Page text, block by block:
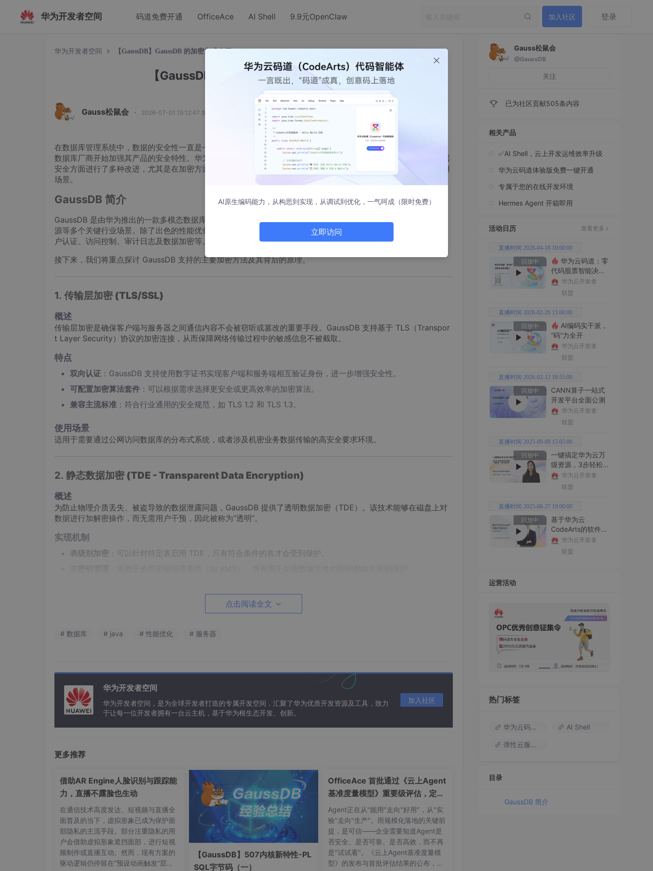
华为开发者空间 码道免费开通 OfficeAce AI Shell 9.9元OpenClaw 加入社区 登录
华为开发者空间 【GaussDB】GaussDB 的加密方式介绍
【GaussDB】GaussDB 的加密方式介绍
Gauss松鼠会 · 2026-07-01 15:12:47 发布
在数据库管理系统中，数据的安全性一直是一个重要的课题。随着数据泄露风险的增加和隐私保护法规的日益严格，
数据库厂商开始加强其产品的安全特性。华为推出的 GaussDB 数据库不仅提供了高性能的事务处理能力，还在数据
安全方面进行了多种改进，尤其是在加密方面的功能设计。本文将详细介绍 GaussDB 提供的各项加密方式及其应用
场景。
GaussDB 简介
GaussDB 是由华为推出的一款多模态数据库，支持关系型、列式存储以及内存计算等模式，并广泛应用于金融、能
源等多个关键行业场景。除了出色的性能优化外，GaussDB 在安全与合规方面也提供了一系列强大的功能，例如用
户认证、访问控制、审计日志及数据加密等。
接下来，我们将重点探讨 GaussDB 支持的主要加密方法及其背后的原理。
1. 传输层加密 (TLS/SSL)
概述
传输层加密是确保客户端与服务器之间通信内容不会被窃听或篡改的重要手段。GaussDB 支持基于 TLS（Transpor
t Layer Security）协议的加密连接，从而保障网络传输过程中的敏感信息不被截取。
特点
双向认证 ：GaussDB 支持使用数字证书实现客户端和服务端相互验证身份，进一步增强安全性。
可配置加密算法套件 ：可以根据需求选择更安全或更高效率的加密算法。
兼容主流标准 ：符合行业通用的安全规范，如 TLS 1.2 和 TLS 1.3。
使用场景
适用于需要通过公网访问数据库的分布式系统，或者涉及机密业务数据传输的高安全要求环境。
2. 静态数据加密 (TDE - Transparent Data Encryption)
概述
为防止物理介质丢失、被盗导致的数据泄露问题，GaussDB 提供了透明数据加密（TDE）。该技术能够在磁盘上对
数据进行加解密操作，而无需用户干预，因此被称为“透明”。
实现机制
表级别加密 ：可以针对特定表启用 TDE，只有符合条件的表才会受到保护。
高效实施
：由于采用了硬件加速技术，在不影响性能的前提下提供高水平的安全保护。
推荐应用于对离线数据有强保密要求的企业，例如银行交易记录、医疗健康档案等领域。
3.字段级加密
当某些特殊列包含高度敏感的信息（例如个人身份证号、银行卡号等）时，可以采用字段级加密对其进行单独保护。
相比全盘加密的方式，这种方法更加灵活且减少了非必要资源消耗。
实现步骤
GaussDB 内部调用相应的加密算法对该列值进行转换；
查询时同样会自动执行解密操作以恢复原始值。
加密算法选项
点击阅读全文
# 数据库 # java # 性能优化 # 服务器
华为开发者空间
华为开发者空间，是为全球开发者打造的专属开发空间，汇聚了华为优质开发资源及工具，致力
于让每一位开发者拥有一台云主机，基于华为根生态开发、创新。
加入社区
更多推荐
借助AR Engine人脸识别与跟踪能
力，直播不露脸也生动
在通信技术高度发达、短视频与直播全
面普及的当下，虚拟形象已成为保护面
部隐私的主流手段。部分注重隐私的用
户会借助虚拟形象遮挡面部，进行短视
频制作或直播互动。然而，现有方案的
驱动逻辑仍停留在“预设动画触发”层
【GaussDB】507内核新特性-PL
SQL字节码（一）
OfficeAce 首批通过《云上Agent
基准度量模型》重要级评估，定义
智能体可信新标杆
Agent正在从"能用"走向"好用"，从"实
验"走向"生产"。而规模化落地的关键前
提，是可信——企业需要知道Agent是
否安全、是否可靠、是否高效，而不再
是"试试看"。《云上Agent基准度量模
型》的发布与首批评估结果的公布，标
Gauss松鼠会
@GaussDB
关注
已为社区贡献505条内容
相关产品
✅AI Shell，云上开发运维效率升级
华为云码道体验版免费一键开通
专属于您的在线开发环境
Hermes Agent 开箱即用
活动日历 查看更多
直播时间 2026-04-18 10:00:00
回放中
代码股票智能决策
平台全功能实战
华为云开发者
联盟
直播时间 2026-02-26 15:00:00
回放中
“码”力全开
华为云开发者
联盟
直播时间 2026-02-12 18:55:00
回放中
CANN算子一站式
开发平台全面公测
华为云开发者
联盟
直播时间 2025-09-09 15:05:00
回放中
一键搞定华为云万
级资源，3步轻松管
理企业成本
华为云开发者
联盟
直播时间 2025-08-27 19:00:00
回放中
基于华为云
CodeArts的软件开
发技术华为云开发者
联盟
运营活动
热门标签
华为云码道（Codearts） AI Shell
弹性云服务器
目录
GaussDB 简介
AI原生编码能力，从构思到实现，从调试到优化，一气呵成（限时免费）
立即访问